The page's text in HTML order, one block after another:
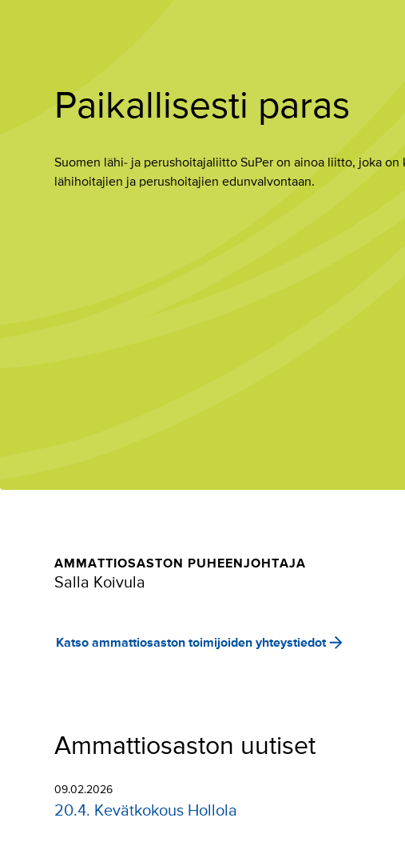
Paikallisesti paras
Suomen lähi- ja perushoitajaliitto SuPer on ainoa liitto, joka on
lähihoitajien ja perushoitajien edunvalvontaan.
AMMATTIOSASTON PUHEENJOHTAJA
Salla Koivula
Katso ammattiosaston toimijoiden yhteystiedot
Ammattiosaston uutiset
09.02.2026
20.4. Kevätkokous Hollola